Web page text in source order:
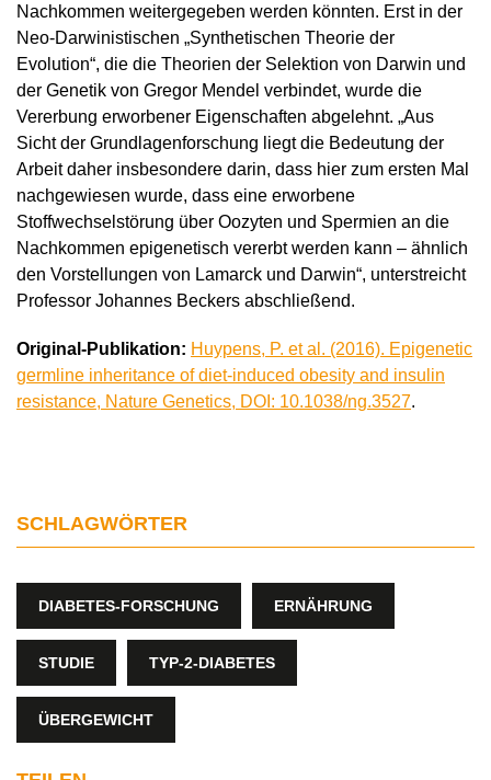
Nachkommen weitergegeben werden könnten. Erst in der
Neo-Darwinistischen „Synthetischen Theorie der
Evolution“, die die Theorien der Selektion von Darwin und
der Genetik von Gregor Mendel verbindet, wurde die
Vererbung erworbener Eigenschaften abgelehnt. „Aus
Sicht der Grundlagenforschung liegt die Bedeutung der
Arbeit daher insbesondere darin, dass hier zum ersten Mal
nachgewiesen wurde, dass eine erworbene
Stoffwechselstörung über Oozyten und Spermien an die
Nachkommen epigenetisch vererbt werden kann – ähnlich
den Vorstellungen von Lamarck und Darwin“, unterstreicht
Professor Johannes Beckers abschließend.
Original-Publikation: Huypens, P. et al. (2016). Epigenetic
germline inheritance of diet-induced obesity and insulin
resistance, Nature Genetics, DOI: 10.1038/ng.3527.
SCHLAGWÖRTER
DIABETES-FORSCHUNG ERNÄHRUNG
STUDIE TYP-2-DIABETES
ÜBERGEWICHT